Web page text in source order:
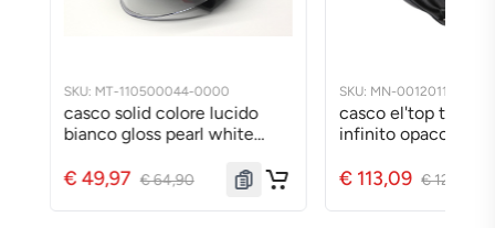
SKU: MN-001201180-S-0000
casco el'top tucano blu
infinito opaco s
€ 113,09 € 129,99
SKU: MN-001205220-
casco el'pop matt
bougainville taglia
€ 85,49 € 89,99